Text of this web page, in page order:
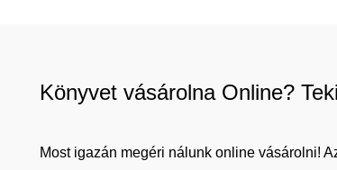
Könyvet vásárolna Online?
Most igazán megéri nálunk online vásárolni!